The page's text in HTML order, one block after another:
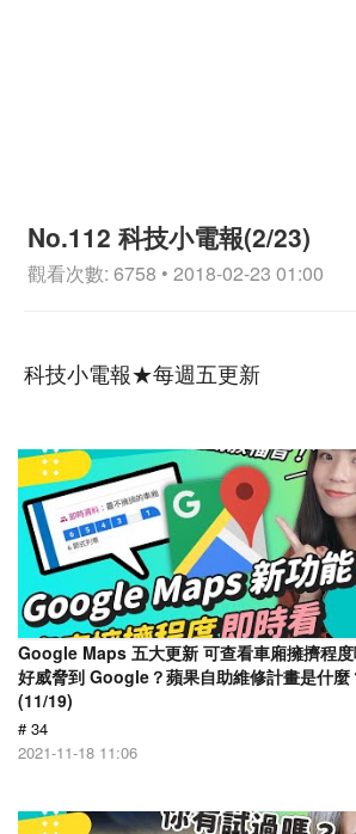
No.112 科技小電報(2/23)
觀看次數: 6758 • 2018-02-23 01:00
科技小電報★每週五更新
Google Maps 五大更新 可查看車廂擁擠程
好威脅到 Google？蘋果自助維修計畫是什麼
(11/19)
# 34
2021-11-18 11:06